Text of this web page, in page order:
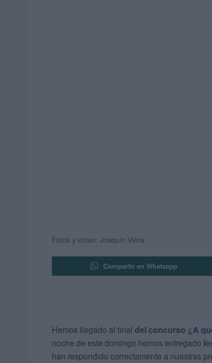
Fotos y vídeo: Joaquín Viera
Compartir en Whatsapp
Hemos llegado al final del concurso ¿A
noche de este domingo hemos entregado
han respondido correctamente a nuestras